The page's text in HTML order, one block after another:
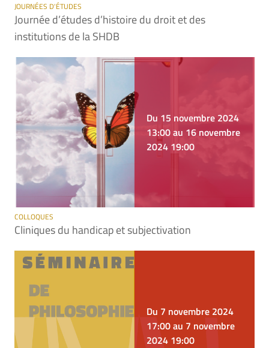
JOURNÉES D'ÉTUDES
Journée d’études d’histoire du droit et des
institutions de la SHDB
Du 15 novembre 2024
13:00 au 16 novembre
2024 19:00
COLLOQUES
Cliniques du handicap et subjectivation
Du 7 novembre 2024
17:00 au 7 novembre
2024 19:00